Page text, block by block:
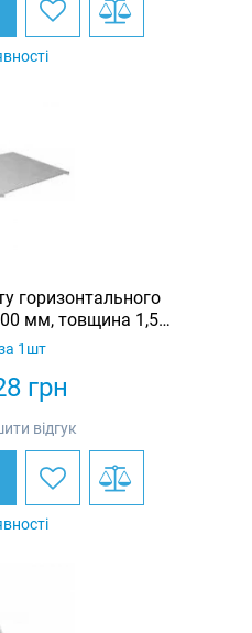
горизонтального
мм, товщина 1,5
Eurotray
грн
1шт
відгук